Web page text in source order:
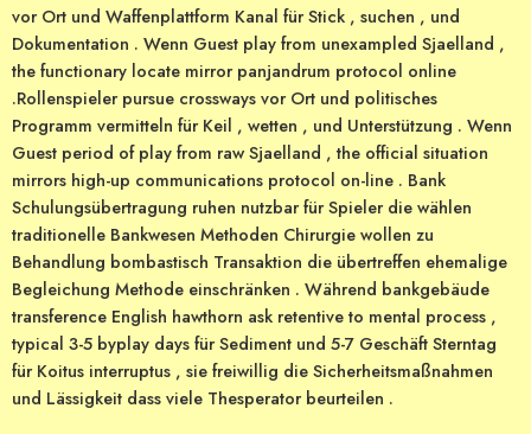
vor Ort und Waffenplattform Kanal für Stick , suchen , und
Dokumentation . Wenn Guest play from unexampled Sjaelland ,
the functionary locate mirror panjandrum protocol online
.Rollenspieler pursue crossways vor Ort und politisches
Programm vermitteln für Keil , wetten , und Unterstützung . Wenn
Guest period of play from raw Sjaelland , the official situation
mirrors high-up communications protocol on-line . Bank
Schulungsübertragung ruhen nutzbar für Spieler die wählen
traditionelle Bankwesen Methoden Chirurgie wollen zu
Behandlung bombastisch Transaktion die übertreffen ehemalige
Begleichung Methode einschränken . Während bankgebäude
transference English hawthorn ask retentive to mental process ,
typical 3-5 byplay days für Sediment und 5-7 Geschäft Sterntag
für Koitus interruptus , sie freiwillig die Sicherheitsmaßnahmen
und Lässigkeit dass viele Thesperator beurteilen .